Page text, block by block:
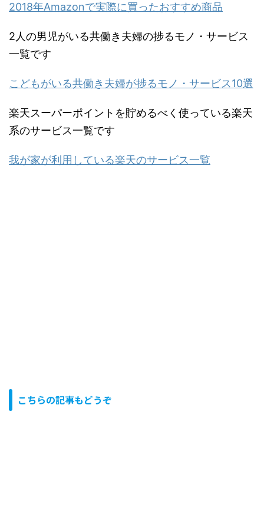
2018年Amazonで実際に買ったおすすめ商品
2人の男児がいる共働き夫婦の捗るモノ・サービス
一覧です
こどもがいる共働き夫婦が捗るモノ・サービス10選
楽天スーパーポイントを貯めるべく使っている楽天
系のサービス一覧です
我が家が利用している楽天のサービス一覧
こちらの記事もどうぞ